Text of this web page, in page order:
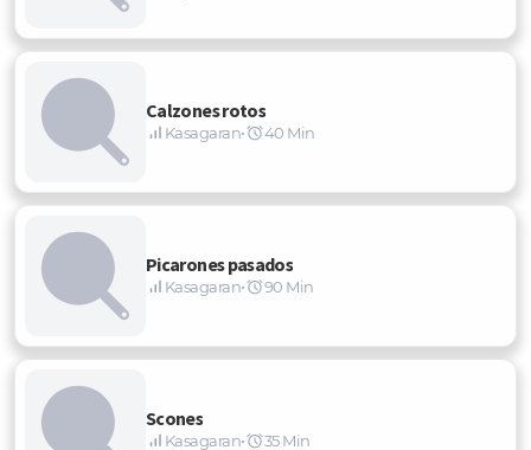
Calzones rotos
Kasagaran• 40 Min
Picarones pasados
Kasagaran• 90 Min
Scones
Kasagaran• 35 Min